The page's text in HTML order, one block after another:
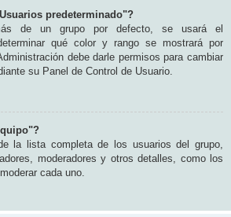
predeterminado"?
de un grupo por defecto, se usará el
qué color y rango se mostrará por
debe darle permisos para cambiar
su Panel de Control de Usuario.
la lista completa de los usuarios del grupo,
moderadores y otros detalles, como los
cada uno.